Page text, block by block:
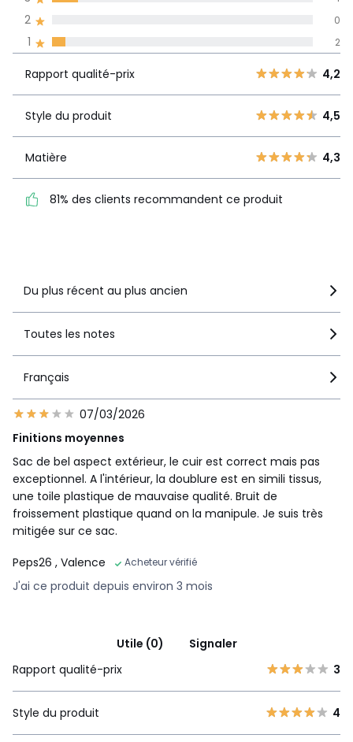
1 2
2
3 4
4
5 4,2
4,5
4,3
recommandent ce produit
1 2
2 0
Rapport qualité-prix 4,2
Style du produit 4,5
Matière 4,3
81% des clients recommandent ce produit
Du plus récent au plus ancien
Toutes les notes
Français
07/03/2026
Finitions moyennes
Sac de bel aspect extérieur, le cuir est correct mais pas
exceptionnel. A l'intérieur, la doublure est en simili tissus,
une toile plastique de mauvaise qualité. Bruit de
froissement plastique quand on la manipule. Je suis très
mitigée sur ce sac.
Peps26 , Valence Acheteur vérifié
J'ai ce produit depuis environ 3 mois
Utile (0)
Signaler
Rapport qualité-prix
3
Style du produit 4